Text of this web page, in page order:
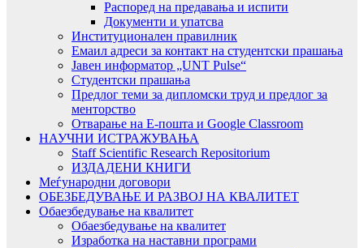
Распоред на предавањa и испити
Документи и упатсва
Институционален правилник
Емаил адреси за контакт на студентски прашања
Јавен информатор „UNT Pulse“
Студентски прашања
Предлог теми за дипломски труд и предлог за
менторство
Отварање на Е-пошта и Google Classroom
НАУЧНИ ИСТРАЖУВАЊА
Staff Scientific Research Repositorium
ИЗДАДЕНИ КНИГИ
Меѓународни договори
ОБЕЗБЕДУВАЊЕ И РАЗВОЈ НА КВАЛИТЕТ
Обаезбедување на квалитет
Обаезбедување на квалитет
Изработка на наставни програми